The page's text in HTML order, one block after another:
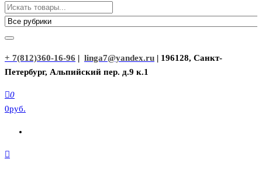
Измерительные приборы Виолан
+ 7(812)360-16-96 | linga7@yandex.ru | 196128, Санкт-
Петербург, Альпийский пер. д.9 к.1
0
0руб.